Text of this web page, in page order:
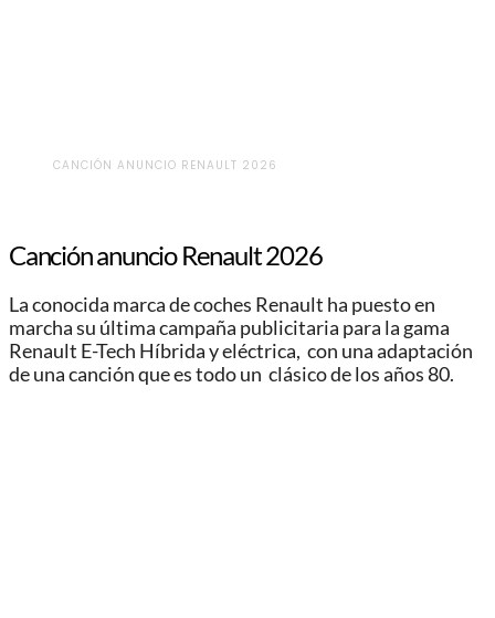
CANCIÓN ANUNCIO RENAULT 2026
Canción anuncio Renault 2026
La conocida marca de coches Renault ha puesto en
marcha su última campaña publicitaria para la gama
Renault E-Tech Híbrida y eléctrica, con una adaptación
de una canción que es todo un clásico de los años 80.